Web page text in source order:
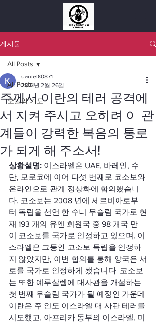
게시물
All Posts
오늘의 기도
All Posts
주께서 이란의 테러 공격에
서 지켜 주시고 오히려 이 관
계들이 강력한 복음의 통로
가 되게 해 주소서!
daniel80871
2021년 2월 26일
상황설명: 이스라엘은 UAE, 바레인, 수
단, 모로코에 이어 다섯 번째로 코소보와
온라인으로 관계 정상화에 합의했습니
다. 코소보는 2008 년에 세르비아로부
터 독립을 선언 한 수니 무슬림 국가로 현
재 193 개의 유엔 회원국 중 98 개국 만
이 코소보를 국가로 인정하고 있으며, 이
스라엘은 그동안 코소보 독립을 인정하
지 않았지만, 이번 합의를 통해 양국은 서
로를 국가로 인정하게 됐습니다. 코소보
는 또한 예루살렘에 대사관을 개설하는
첫 번째 무슬림 국가가 될 예정인 가운데
이란은 주 인도 이스라엘 대 사관 테러를
시도했고, 아프리카 동부의 이스라엘, 미